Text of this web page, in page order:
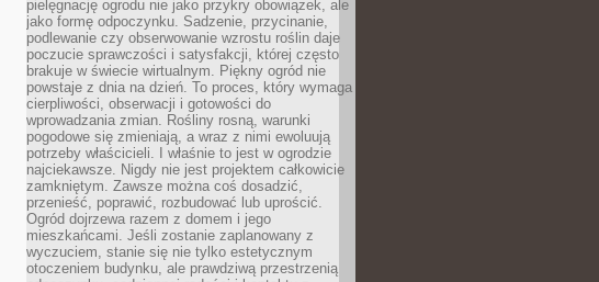
pielęgnację ogrodu nie jako przykry obowiązek, ale
jako formę odpoczynku. Sadzenie, przycinanie,
podlewanie czy obserwowanie wzrostu roślin daje
poczucie sprawczości i satysfakcji, której często
brakuje w świecie wirtualnym. Piękny ogród nie
powstaje z dnia na dzień. To proces, który wymaga
cierpliwości, obserwacji i gotowości do
wprowadzania zmian. Rośliny rosną, warunki
pogodowe się zmieniają, a wraz z nimi ewoluują
potrzeby właścicieli. I właśnie to jest w ogrodzie
najciekawsze. Nigdy nie jest projektem całkowicie
zamkniętym. Zawsze można coś dosadzić,
przenieść, poprawić, rozbudować lub uprościć.
Ogród dojrzewa razem z domem i jego
mieszkańcami. Jeśli zostanie zaplanowany z
wyczuciem, stanie się nie tylko estetycznym
otoczeniem budynku, ale prawdziwą przestrzenią